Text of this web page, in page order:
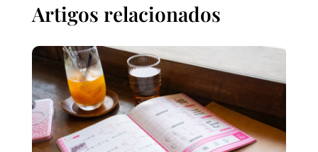
Artigos relacionados